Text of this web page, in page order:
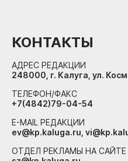
КОНТАКТЫ
АДРЕС РЕДАКЦИИ
248000, г. Калуга, ул.
ТЕЛЕФОН/ФАКС
+7(4842)79-04-54
E-MAIL РЕДАКЦИИ
ev@kp.kaluga.ru,
ОТДЕЛ РЕКЛАМЫ НА САЙТЕ